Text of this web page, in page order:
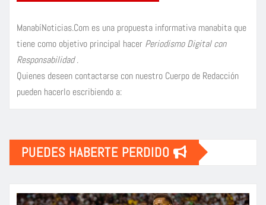
ManabíNoticias.Com es una propuesta informativa manabita que
tiene como objetivo principal hacer Periodismo Digital con
Responsabilidad.
Quienes deseen contactarse con nuestro Cuerpo de Redacción
pueden hacerlo escribiendo a:
PUEDES HABERTE PERDIDO